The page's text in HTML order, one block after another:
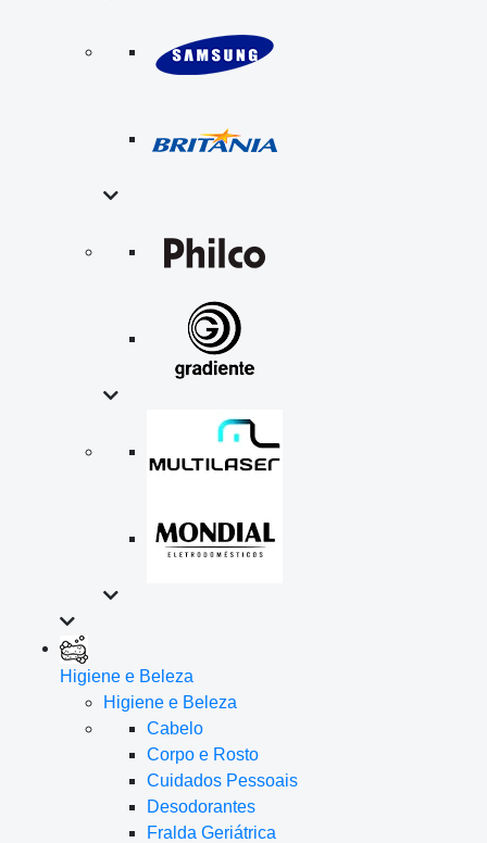
Higiene e Beleza
Higiene e Beleza
Cabelo
Corpo e Rosto
Cuidados Pessoais
Desodorantes
Fralda Geriátrica